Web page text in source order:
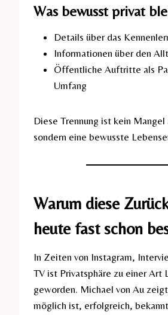
Was bewusst privat
Details über das
Informationen über den
Öffentliche Auftritte als
Umfang
Diese Trennung ist kein Mangel
sondern eine bewusste
Warum diese
heute fast schon
In Zeiten von Instagram,
TV ist Privatsphäre zu einer Art
geworden. Michael von Au
möglich ist, erfolgreich,